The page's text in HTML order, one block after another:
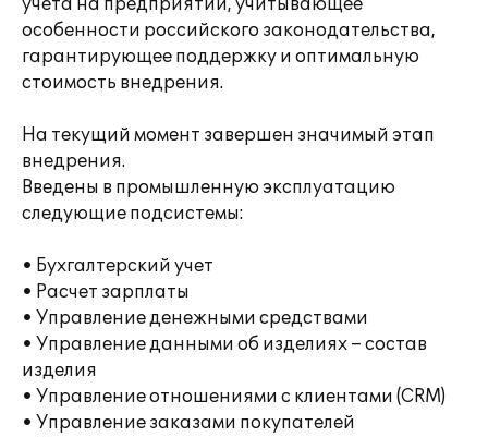
учета на предприятии, учитывающее
особенности российского законодательства,
гарантирующее поддержку и оптимальную
стоимость внедрения.
На текущий момент завершен значимый этап
внедрения.
Введены в промышленную эксплуатацию
следующие подсистемы:
• Бухгалтерский учет
• Расчет зарплаты
• Управление денежными средствами
• Управление данными об изделиях – состав
изделия
• Управление отношениями с клиентами (CRM)
• Управление заказами покупателей